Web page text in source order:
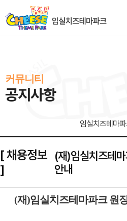
커뮤니티
공지사항
임실치즈테마
[ 채용정보
]
(재)임실치즈테
안내
(재)임실치즈테마파크 원